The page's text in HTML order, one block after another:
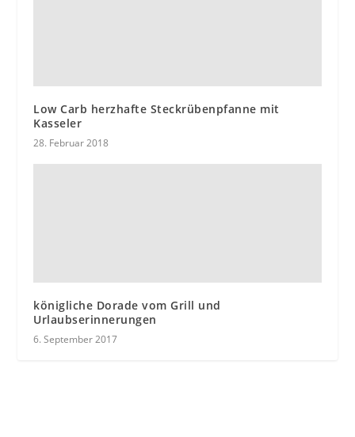
Low Carb herzhafte Steckrübenpfanne mit
Kasseler
28. Februar 2018
königliche Dorade vom Grill und
Urlaubserinnerungen
6. September 2017